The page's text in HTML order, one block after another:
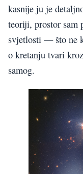
kasnije ju je
teoriji, prostor sam
svjetlosti — što ne
o kretanju tvari
samog.